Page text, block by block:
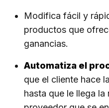
Modifica fácil y
productos que
ganancias.
Automatiza el
que el cliente hace
hasta que le llega